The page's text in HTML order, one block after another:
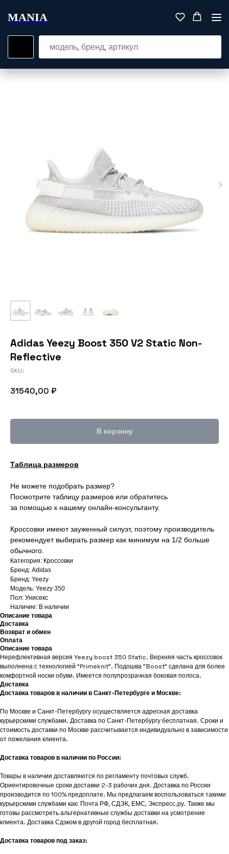
MANIA
Adidas Yeezy Boost 350 V2 Static Non-
Reflective
SKU:
31540,00 ₽
В корзину
Таблица размеров
Не можете подобрать размер?
Посмотрите таблицу размеров или обратитесь
за помощью к нашему онлайн-консультанту.
Кроссовки имеют зауженный силуэт, поэтому производитель
рекомендует выбирать размер как минимум на 1/2 больше
обычного.
Категория: Кроссовки
Бренд: Adidas
Бренд: Yeezy
Модель: Yeezy 350
Пол: Унисекс
Наличие: В наличии
Описание товара
Доставка
Возврат и обмен
Оплата
Описание товара
Нерефлективная версия Yeezy boost 350 Static. Верхняя часть кроссовок
выполнена с технологией "Primeknit". Подошва "Boost" сделана для более
комфортной носки обуви. Имеется полупрозрачная боковая полоса.
Доставка
Доставка товаров в наличии в Санкт-Петербурге и Москве:
По Москве и Санкт-Петербургу осуществляется адресная доставка
курьерскими службами. Доставка по Санкт-Петербургу бесплатная. Сроки и
стоимость доставки по Москве рассчитывается индивидуально в зависимости
от пожелания клиента.
Доставка товаров в наличии по России:
Товары в наличии доставляются по регламенту почтовых служб.
Ориентировочные сроки доставки 2-3 рабочих дня. Доставка по России
производится по 100% предоплате. Мы предлагаем воспользоваться такими
курьерскими службами как: Почта РФ, СДЭК, ЕМС, Экспресс.ру. Также мы
готовы рассмотреть альтернативные службы доставки на усмотрение
клиента. Доставка Сдэком в другой город бесплатная.
Доставка товаров под заказ: